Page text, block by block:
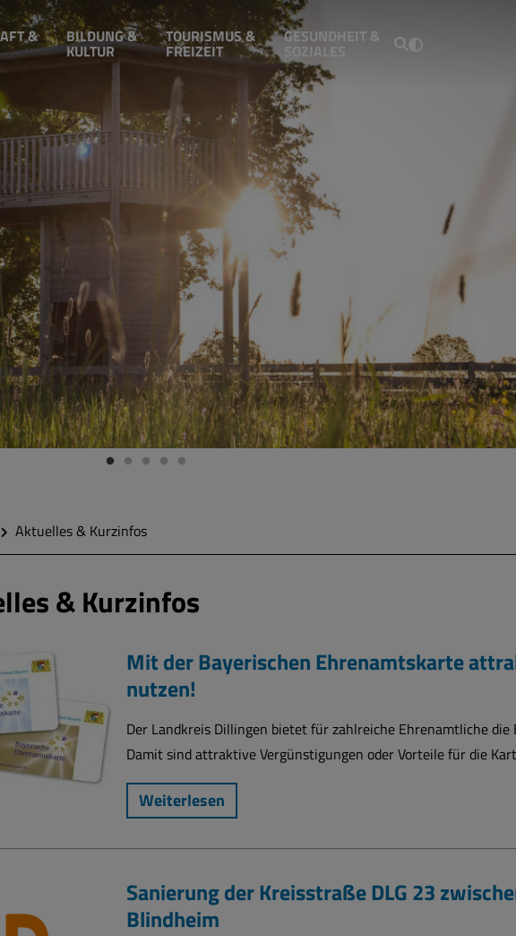
& BILDUNG &
KULTUR
TOURISMUS &
FREIZEIT
GESUNDHEIT &
SOZIALES
Aktuelles & Kurzinfos
& Kurzinfos
Mit der Bayerischen Ehrenamtskarte
nutzen!
Der Landkreis Dillingen bietet für zahlreiche Ehrenamtliche die
Damit sind attraktive Vergünstigungen oder Vorteile für die
Weiterlesen
Sanierung der Kreisstraße DLG 23
Blindheim